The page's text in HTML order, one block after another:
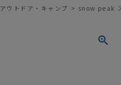
アウトドア・キャンプ snow peak